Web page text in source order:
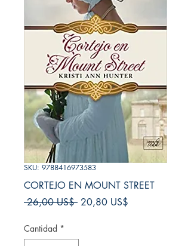
SKU: 9788416973583
CORTEJO EN MOUNT STREET
26,00 US$ Precio
20,80 US$
Cantidad *